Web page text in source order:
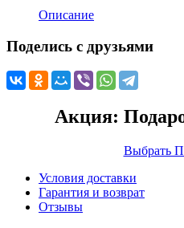
Описание
Поделись с друзьями
Акция:
Выбрать
Условия доставки
Гарантия и возврат
Отзывы